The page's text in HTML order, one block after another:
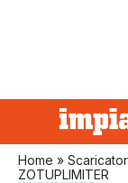
Home »
ZOTUPLIMITER